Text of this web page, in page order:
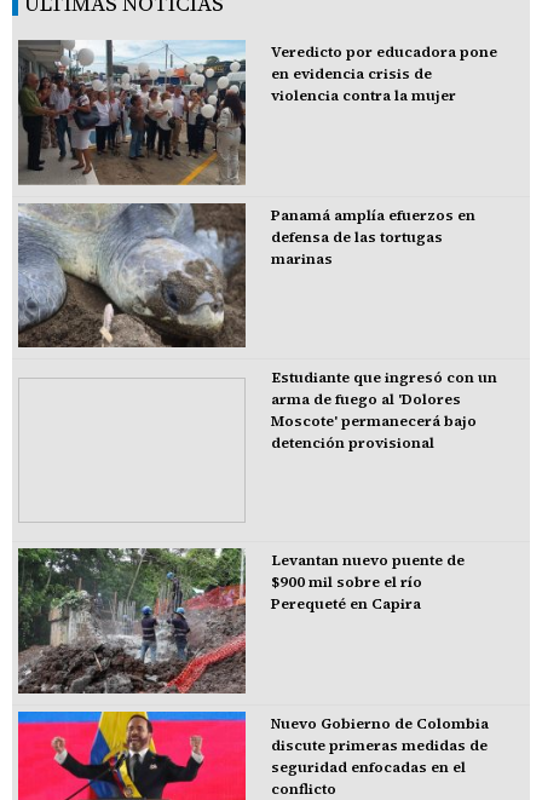
Veredicto por educadora pone
en evidencia crisis de
violencia contra la mujer
Panamá amplía efuerzos en
defensa de las tortugas
marinas
Estudiante que ingresó con un
arma de fuego al 'Dolores
Moscote' permanecerá bajo
detención provisional
Levantan nuevo puente de
$900 mil sobre el río
Perequeté en Capira
Nuevo Gobierno de Colombia
discute primeras medidas de
seguridad enfocadas en el
conflicto